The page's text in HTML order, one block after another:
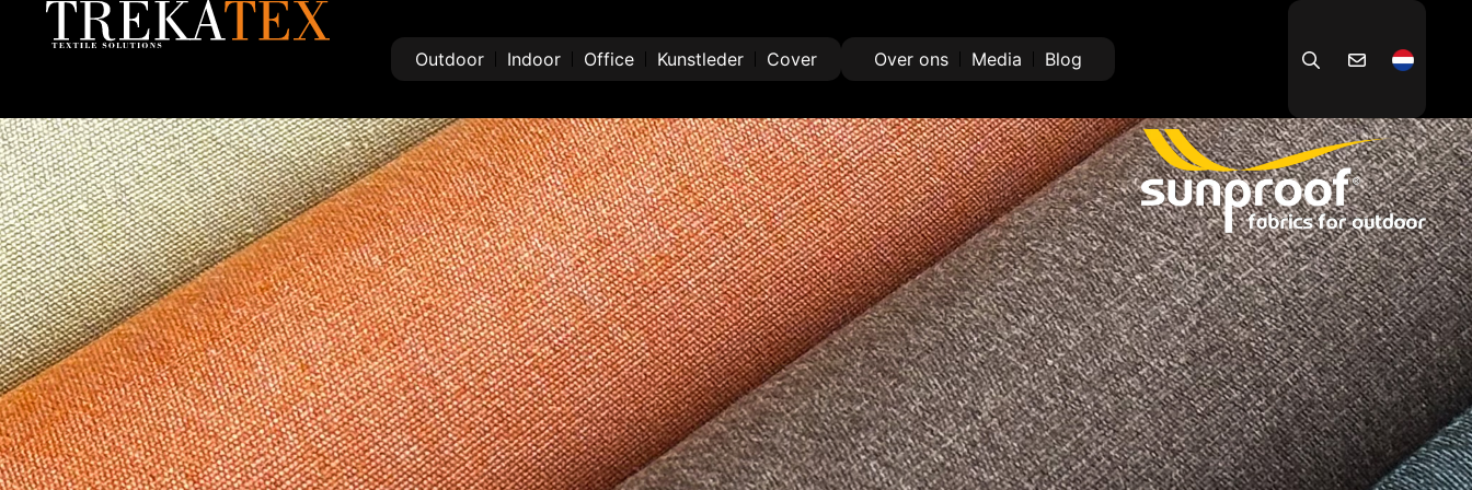
Outdoor Indoor Office Kunstleder Cover Over ons Media Blog